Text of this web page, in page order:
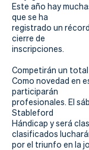
Tienda
Este año hay
que se ha
registrado un
cierre de
inscripciones.
Competirán un
Como novedad en
participarán
profesionales. El
Stableford
Hándicap y será
clasificados
por el triunfo en la